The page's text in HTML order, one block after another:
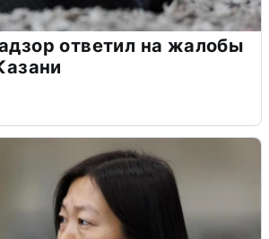
ответил на жалобы